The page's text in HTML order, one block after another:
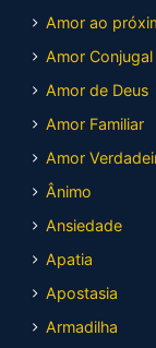
Amor ao
Amor Conjugal
Amor de Deus
Amor Familiar
Amor
Ânimo
Ansiedade
Apatia
Apostasia
Armadilha